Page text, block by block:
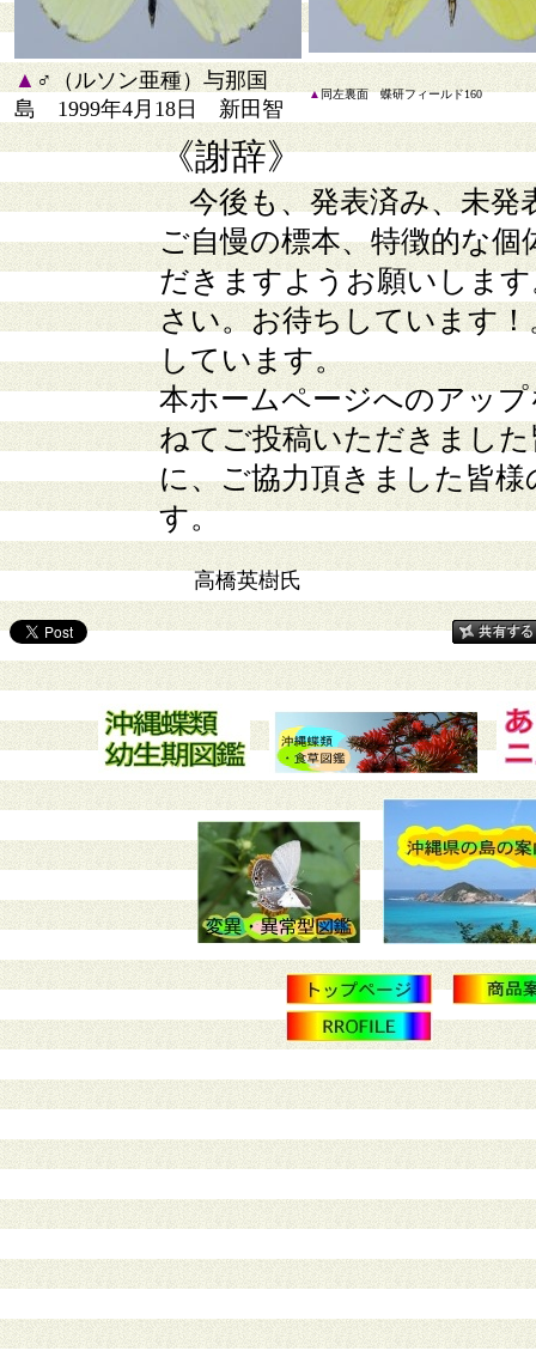
▲ ♂（ルソン亜種）与那国
島 1999年4月18日 新田智
▲同左裏面 蝶研フィールド160
《謝辞》
今後も、発表済み、未発
ご自慢の標本、特徴的な
だきますようお願いしま
さい。お待ちしています
しています。
本ホームページへのアッ
ねてご投稿いただきまし
に、ご協力頂きました皆
す。
高橋英樹氏